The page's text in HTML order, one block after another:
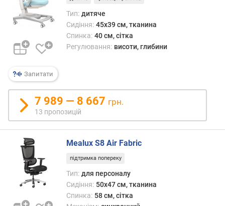
Запитати
Тип: дитяче
Сидіння: 45x39 см, тканина
Спинка: 40 см, сітка
Регулювання: висоти, глибини
7 989 — 8 667 грн.
13 пропозицій
Mealux S8 Air Fabric
підтримка попереку
Тип: для персоналу
Сидіння: 50x47 см, тканина
Спинка: 58 см, сітка